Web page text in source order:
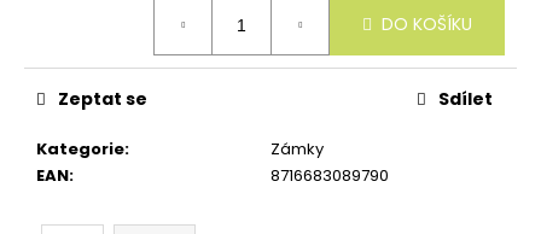
DO KOŠÍKU
Kategorie:
Zámky
EAN: 8716683089790
Zeptat se Sdílet
HLEDAT
D
o
p